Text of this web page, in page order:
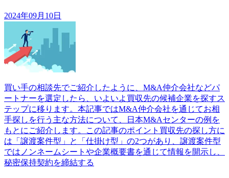
2024年09月10日
買い手の相談先でご紹介したように、M&A仲介会社などパ
ートナーを選定したら、いよいよ買収先の候補企業を探すス
テップに移ります。本記事ではM&A仲介会社を通じてお相
手探しを行う主な方法について、日本M&Aセンターの例を
もとにご紹介します。この記事のポイント買収先の探し方に
は「譲渡案件型」と「仕掛け型」の2つがあり、譲渡案件型
ではノンネームシートや企業概要書を通じて情報を開示し、
秘密保持契約を締結する